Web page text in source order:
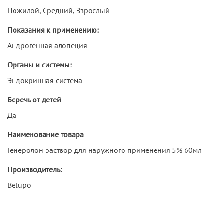
Пожилой, Средний, Взрослый
Показания к применению:
Андрогенная алопеция
Органы и системы:
Эндокринная система
Беречь от детей
Да
Наименование товара
Генеролон раствор для наружного применения 5% 60мл
Производитель:
Belupo